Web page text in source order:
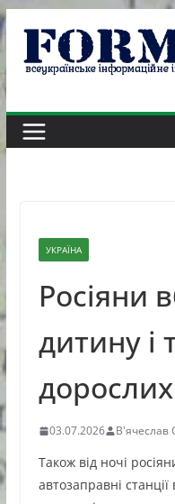
Skip
content
УКРАЇНА
Росіяни
дитину і
03.07.2026 В'ячеслав
Також від ночі
автозаправні